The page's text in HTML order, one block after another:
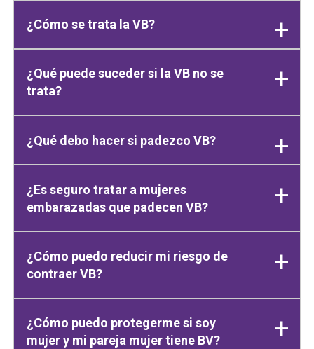
¿Cómo se trata la VB?
¿Qué puede suceder si la VB no se
trata?
¿Qué debo hacer si padezco VB?
¿Es seguro tratar a mujeres
embarazadas que padecen VB?
¿Cómo puedo reducir mi riesgo de
contraer VB?
¿Cómo puedo protegerme si soy
mujer y mi pareja mujer tiene BV?